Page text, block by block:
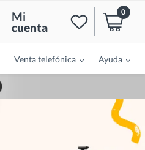
Mi
cuenta
0
Venta telefónica Ayuda